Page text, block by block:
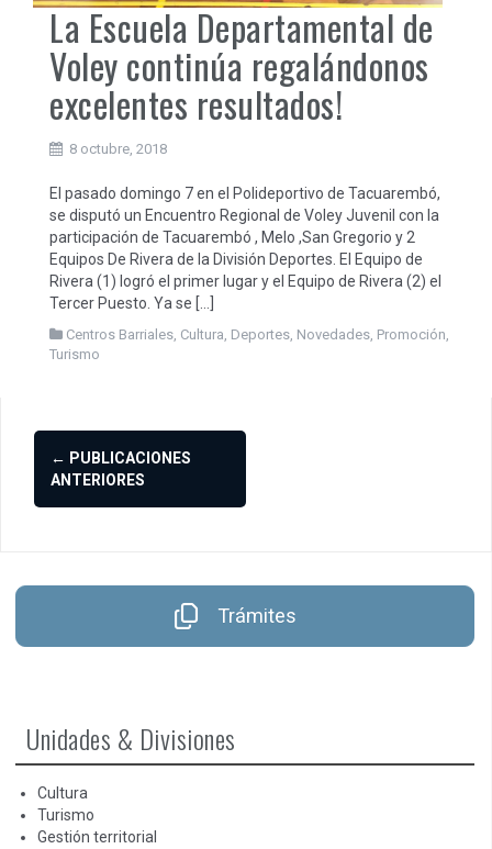
La Escuela Departamental de
Voley continúa regalándonos
excelentes resultados!
8 octubre, 2018
El pasado domingo 7 en el Polideportivo de Tacuarembó,
se disputó un Encuentro Regional de Voley Juvenil con la
participación de Tacuarembó , Melo ,San Gregorio y 2
Equipos De Rivera de la División Deportes. El Equipo de
Rivera (1) logró el primer lugar y el Equipo de Rivera (2) el
Tercer Puesto. Ya se […]
Centros Barriales, Cultura, Deportes, Novedades, Promoción,
Turismo
Ir ← PUBLICACIONES
ANTERIORES
Trámites
Unidades & Divisiones
Cultura
Turismo
Gestión territorial